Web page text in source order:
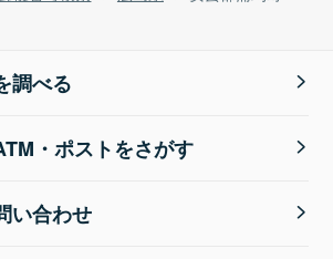
調べる
・ポストをさがす
い合わせ